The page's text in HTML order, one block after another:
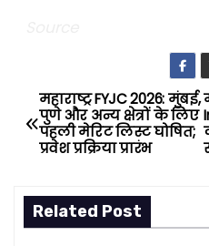
P
o
t
महाराष्ट्र FYJC 2026: मुंबई,
पुणे और अन्य क्षेत्रों के लिए
पहली मेरिट लिस्ट घोषित;
प्रवेश प्रक्रिया प्रारंभ
Related Post